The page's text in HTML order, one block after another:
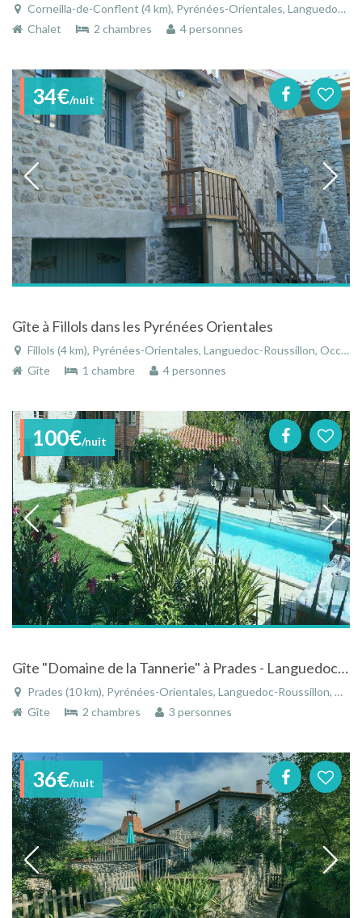
Corneilla-de-Conflent (4 km), Pyrénées-Orientales, Languedoc-Roussillon, Occitanie, France
Chalet
2 chambres 4 personnes
34€/nuit
Gîte à Fillols dans les Pyrénées Orientales
Fillols (4 km), Pyrénées-Orientales, Languedoc-Roussillon, Occitanie, France
Gîte
1 chambre 4 personnes
100€/nuit
Gîte "Domaine de la Tannerie" à Prades - Languedoc-Roussillon avec piscine, spa et hammam
Prades (10 km), Pyrénées-Orientales, Languedoc-Roussillon, Occitanie, France
Gîte
2 chambres 3 personnes
36€/nuit